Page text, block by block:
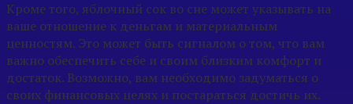
Кроме того, яблочный сок во сне может указывать на
ваше отношение к деньгам и материальным
ценностям. Это может быть сигналом о том, что вам
важно обеспечить себе и своим близким комфорт и
достаток. Возможно, вам необходимо задуматься о
своих финансовых целях и постараться достичь их.